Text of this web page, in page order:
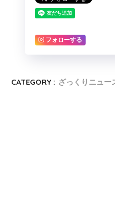
フォローする
CATEGORY : ざっくりニュー